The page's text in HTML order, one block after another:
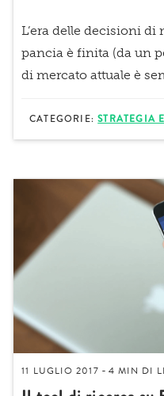
L’era delle decisioni di
pancia è finita (da un
di mercato attuale è
CATEGORIE:STRATEGIA
11 LUGLIO 2017 - 4 MIN DI